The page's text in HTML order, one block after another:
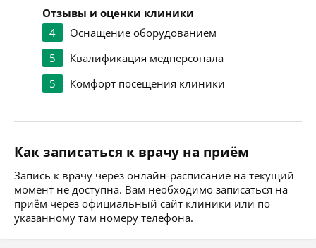
Отзывы и оценки клиники
4
Оснащение оборудованием
5
Квалификация медперсонала
5
Комфорт посещения клиники
Как записаться к врачу на приём
Запись к врачу через онлайн-расписание на текущий
момент не доступна. Вам необходимо записаться на
приём через официальный сайт клиники или по
указанному там номеру телефона.